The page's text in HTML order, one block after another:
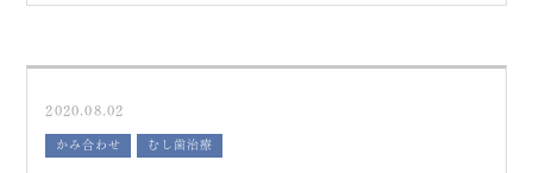
2020.08.02
かみ合わせ むし歯治療